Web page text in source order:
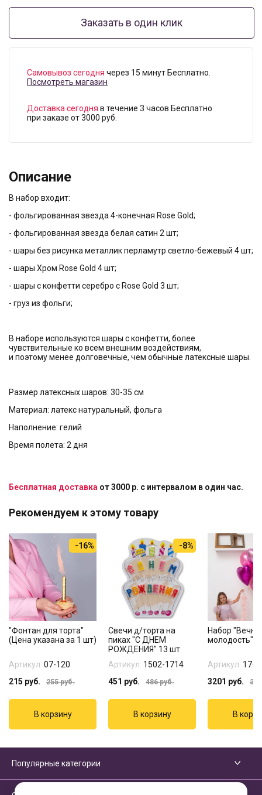
Заказать в один клик
Самовывоз сегодня через 15 минут Бесплатно.
Посмотреть магазин
Доставка сегодня в течение 3 часов Бесплатно
при заказе от 3000 руб.
Описание
В набор входит:
- фольгированная звезда 4-конечная Rose Gold;
- фольгированная звезда белая сатин 2 шт;
- шары без рисунка металлик перламутр светло-бежевый 4 шт;
- шары Хром Rose Gold 4 шт;
- шары с конфетти серебро с Rose Gold 3 шт;
- груз из фольги;
В наборе используются шары с конфетти, более
чувствительные ко всем внешним воздействиям,
и поэтому менее долговечные, чем обычные латексные шары.
Размер латексных шаров: 30-35 см
Материал: латекс натуральный, фольга
Наполнение: гелий
Время полета: 2 дня
Бесплатная доставка от 3000 р. с интервалом в один час.
Рекомендуем к этому товару
-16%
"Фонтан для торта"
(Цена указана за 1 шт)
Артикул: 07-120
215 руб. 255руб.
-8%
Свечи д/торта на
пиках "С ДНЕМ
РОЖДЕНИЯ" 13 шт
Артикул: 1502-1714
451 руб. 486руб.
Набор
молодость"
Артикул: 17-
3201 руб.
Популярные категории